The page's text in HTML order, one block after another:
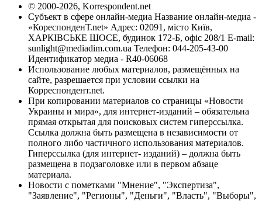
© 2000-2026, Korrespondent.net
Субъект в сфере онлайн-медиа Название онлайн-медиа -
«КореспонденТ.net» Адрес: 02091, місто Київ,
ХАРКІВСЬКЕ ШОСЕ, будинок 172-Б, офіс 208/1 E-mail:
sunlight@mediadim.com.ua Телефон: 044-205-43-00
Идентификатор медиа - R40-06068
Использование любых материалов, размещённых на
сайте, разрешается при условии ссылки на
Корреспондент.net.
При копировании материалов со страницы «Новости
Украины и мира», для интернет-изданий – обязательна
прямая открытая для поисковых систем гиперссылка.
Ссылка должна быть размещена в независимости от
полного либо частичного использования материалов.
Гиперссылка (для интернет- изданий) – должна быть
размещена в подзаголовке или в первом абзаце
материала.
Новости с пометками "Мнение", "Экспертиза",
"Заявление", "Регионы", "Деньги", "Власть", "Выборы",